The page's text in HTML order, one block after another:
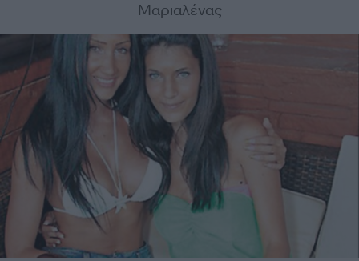
Μαριαλένας